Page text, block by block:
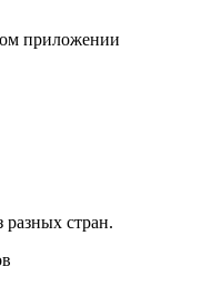
приложении
разных стран.